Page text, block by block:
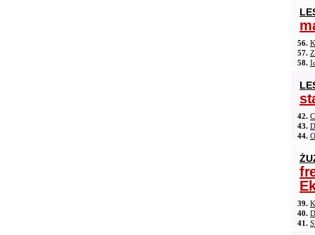
56.
57.
58.
42.
43.
44.
39.
40.
41.